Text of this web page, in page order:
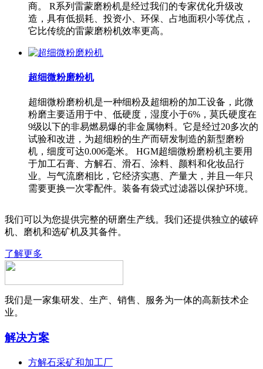
商。 R系列雷蒙磨粉机是经过我们的专家优化升级改
造，具有低损耗、投资小、环保、占地面积小等优点，
它比传统的雷蒙磨粉机效率更高。
超细微粉磨粉机
超细微粉磨粉机是一种细粉及超细粉的加工设备，此微
粉磨主要适用于中、低硬度，湿度小于6%，莫氏硬度在
9级以下的非易燃易爆的非金属物料。它是经过20多次的
试验和改进，为超细粉的生产而研发制造的新型磨粉
机，细度可达0.006毫米。 HGM超细微粉磨粉机主要用
于加工石膏、方解石、滑石、涂料、颜料和化妆品行
业。与气流磨相比，它经济实惠、产量大，并且一年只
需要更换一次零配件。装备有袋式过滤器以保护环境。
我们可以为您提供完整的研磨生产线。我们还提供独立的破碎
机、磨机和选矿机及其备件。
了解更多
我们是一家集研发、生产、销售、服务为一体的高新技术企
业。
解决方案
方解石采矿和加工厂